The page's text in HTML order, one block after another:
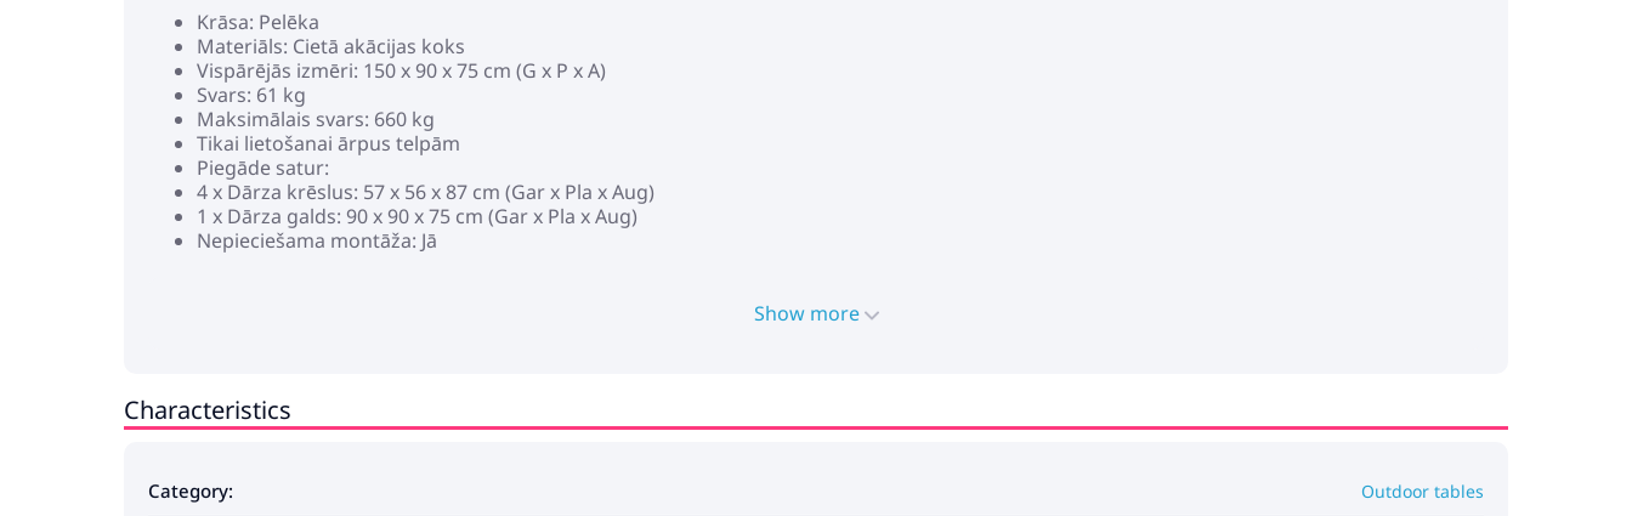
Krāsa: Pelēka
Materiāls: Cietā akācijas koks
Vispārējās izmēri: 150 x 90 x 75 cm (G x P x A)
Svars: 61 kg
Maksimālais svars: 660 kg
Tikai lietošanai ārpus telpām
Piegāde satur:
4 x Dārza krēslus: 57 x 56 x 87 cm (Gar x Pla x Aug)
1 x Dārza galds: 90 x 90 x 75 cm (Gar x Pla x Aug)
Nepieciešama montāža: Jā
Show more
Characteristics
Category: Outdoor tables